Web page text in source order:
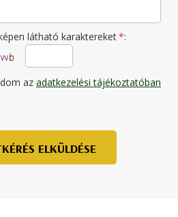
látható karaktereket*:
az adatkezelési tájékoztatóban
ELKÜLDÉSE